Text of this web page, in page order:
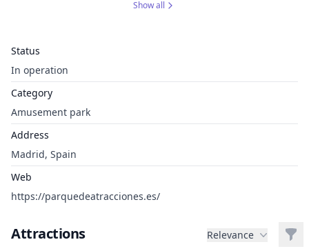
Status
In operation
Category
Amusement park
Address
Madrid, Spain
Web
https://parquedeatracciones.es/
Show all
Attractions Relevance